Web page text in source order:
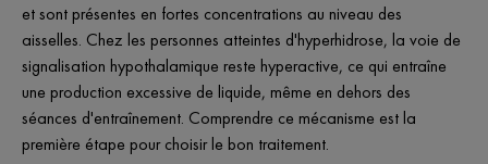
et sont présentes en fortes concentrations au niveau des
aisselles. Chez les personnes atteintes d'hyperhidrose, la voie de
signalisation hypothalamique reste hyperactive, ce qui entraîne
une production excessive de liquide, même en dehors des
séances d'entraînement. Comprendre ce mécanisme est la
première étape pour choisir le bon traitement.